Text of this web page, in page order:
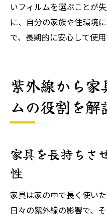
いフィルムを選ぶことが
に、自分の家族や住環境
で、長期的に安心して使
紫外線から
ムの役割を解
家具を長持ちさ
性
家具は家の中で長く使い
日々の紫外線の影響で、